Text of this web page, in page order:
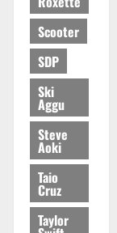
Scooter
SDP
Ski
Aggu
Steve
Aoki
Taio
Cruz
Taylor